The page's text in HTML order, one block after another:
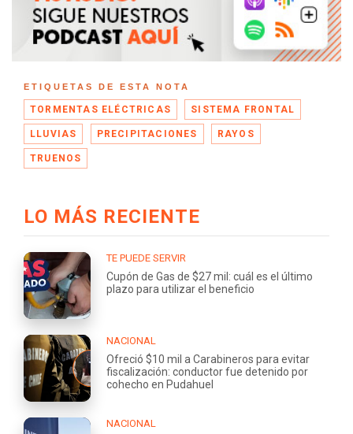
ETIQUETAS DE ESTA NOTA
TORMENTAS ELÉCTRICAS SISTEMA FRONTAL
LLUVIAS PRECIPITACIONES RAYOS
TRUENOS
LO MÁS RECIENTE
TE PUEDE SERVIR
Cupón de Gas de $27 mil: cuál es el último
plazo para utilizar el beneficio
NACIONAL
Ofreció $10 mil a Carabineros para evitar
fiscalización: conductor fue detenido por
cohecho en Pudahuel
NACIONAL